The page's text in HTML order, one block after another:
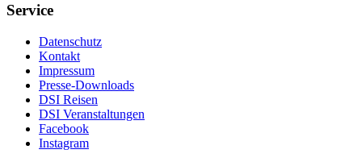
Service
Datenschutz
Kontakt
Impressum
Presse-Downloads
DSI Reisen
DSI Veranstaltungen
Facebook
Instagram